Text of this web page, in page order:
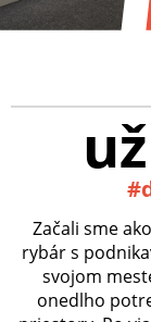
Začali sme
rybár s
svojom
onedlho